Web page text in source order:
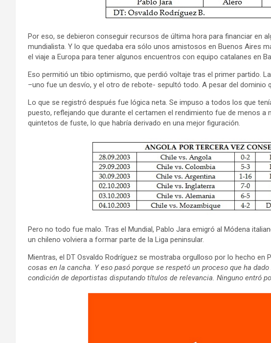
Por eso, se debieron conseguir recursos de última hora para financiar en
mundialista. Y lo que quedaba era sólo unos amistosos en Buenos Aires
el viaje a Europa para tener algunos encuentros con equipo catalanes en
Eso permitió un tibio optimismo, que perdió voltaje tras el primer partido.
–uno fue un desvío, y el otro de rebote- sepultó todo. A pesar del dominio
Lo que se registró después fue lógica neta. Se impuso a todos los que
puesto, reflejando que durante el certamen el rendimiento fue de menos
quintetos de fuste, lo que habría derivado en una mejor figuración.
Pero no todo fue malo. Tras el Mundial, Pablo Jara emigró al Módena
un chileno volviera a formar parte de la Liga peninsular.
Mientras, el DT Osvaldo Rodríguez se mostraba orgulloso por lo hecho en
cosas en la cancha. Y eso pasó porque se respetó un proceso que ha
condición de deportistas disputando títulos de relevancia. Ninguno entró